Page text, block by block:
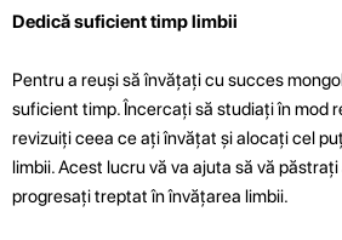
Dedică suficient timp limbii
Pentru a reuși să învățați cu succes
suficient timp. Încercați să studiați în mod
revizuiți ceea ce ați învățat și alocați cel
limbii. Acest lucru vă va ajuta să vă
progresați treptat în învățarea limbii.